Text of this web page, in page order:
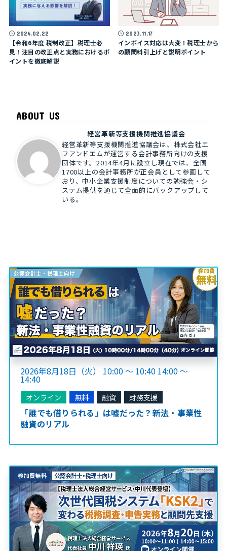
2024.02.22
【令和6年度 税制改正】税理士必
見！注目の改正点と実務におけるポ
イントを徹底解説
2023.11.17
インボイス対応は大変！税理士から
の顧問料引上げと説明ポイント
ABOUT US
経営革新等支援機関推進協議会
経営革新等支援機関推進協議会は、株式会社エ
フアンドエムが運営する会計事務所向けの支援
団体です。2014年4月に設立し現在では、全国
1700以上の会計事務所が正会員として参画して
おり、中小企業支援制度についての勉強会・シ
ステム提供を通じて全面的にバックアップして
いる。
2026年8月18日（火） 10:00 ～ 10:40 14:00 ～
14:40
オンライン 無料 融資 財務支援
「誰でも借りられる」は嘘だった？新法・事業性
融資のリアル